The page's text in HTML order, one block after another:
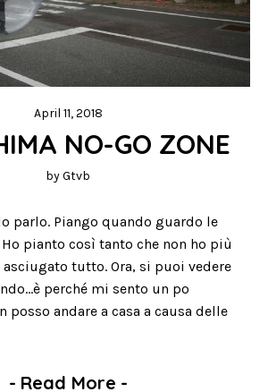
April 11, 2018
NO-GO ZONE
byGtvb
parlo. Piango quando guardo le
pianto così tanto che non ho più
asciugato tutto. Ora, si puoi vedere
perché mi sento un po
posso andare a casa a causa delle
- Read More -